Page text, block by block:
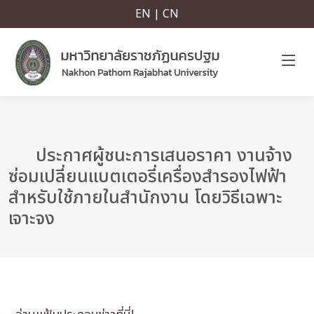
EN | CN
ประกาศผู้ชนะการเสนอราคา งานจ้าง
ซ่อมเปลี่ยนแบตเตอรี่เครื่องสำรองไฟฟ้า
สำหรับใช้ภายในสำนักงาน โดยวิธีเฉพาะ
เจาะจง